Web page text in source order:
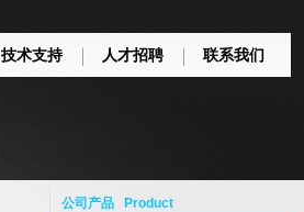
技术支持 人才招聘 联系我们
公司产品 Product